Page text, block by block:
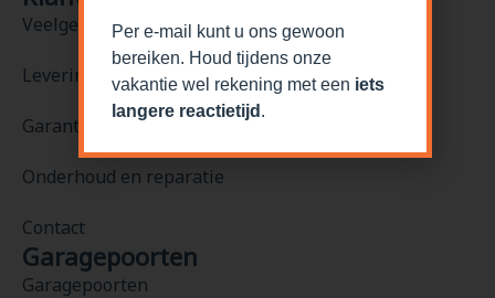
Veelgestelde vragen
Levering en levertijden
Garantie
Onderhoud en reparatie
Contact
Garagepoorten
Garagepoorten
Per e-mail kunt u ons gewoon
bereiken. Houd tijdens onze
vakantie wel rekening met een iets
langere reactietijd .